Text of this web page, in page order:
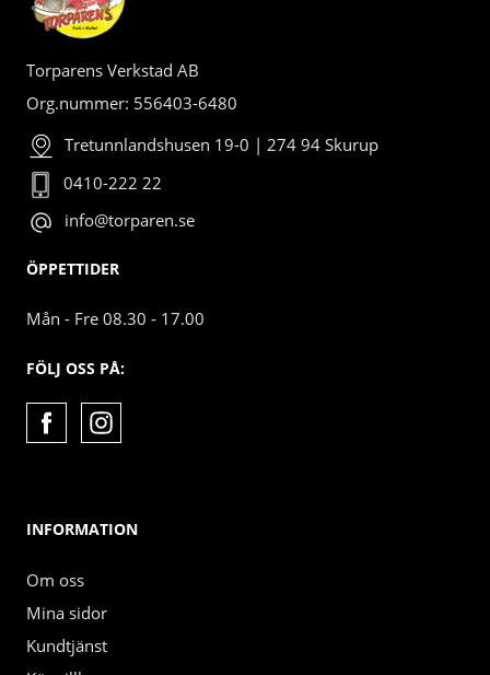
Torparens Verkstad AB
Org.nummer: 556403-6480
Tretunnlandshusen 19-0 | 274 94 Skurup
0410-222 22
info@torparen.se
ÖPPETTIDER
Mån - Fre 08.30 - 17.00
FÖLJ OSS PÅ:
INFORMATION
Om oss
Mina sidor
Kundtjänst